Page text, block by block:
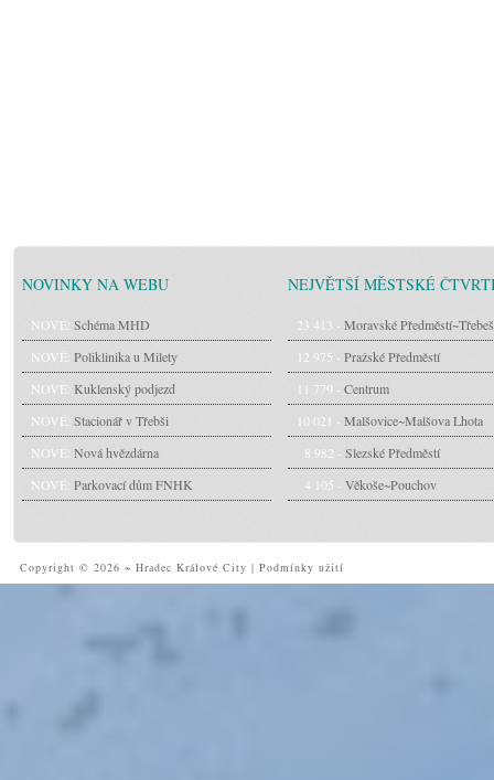
NOVINKY NA WEBU
NOVÉ: Schéma MHD
NOVÉ: Poliklinika u Milety
NOVÉ: Kuklenský podjezd
NOVÉ: Stacionář v Třebši
NOVÉ: Nová hvězdárna
NOVÉ: Parkovací dům FNHK
NEJVĚTŠÍ MĚSTSKÉ
23 413 - Moravské Předměstí~Třebeš
12 975 - Pražské Předměstí
11 779 - Centrum
10 021 - Malšovice~Malšova Lhota
8 982 - Slezské Předměstí
4 105 - Věkoše~Pouchov
Copyright © 2026 ~ Hradec Králové City | Podmínky užití